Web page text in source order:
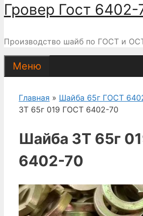
Гровер Гост 6402-
Производство шайб по ГОСТ и
Меню
Главная » Шайба 65г ГОСТ
3Т 65г 019 ГОСТ 6402-70
Шайба 3Т 65г
6402-70